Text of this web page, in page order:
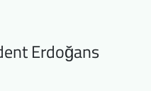
Erdoğans